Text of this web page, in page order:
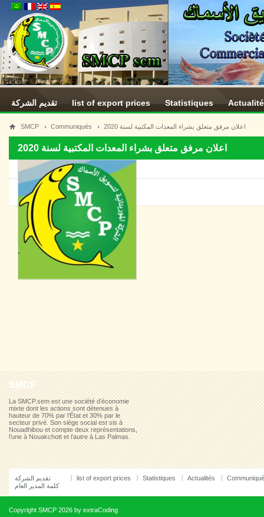
تقديم الشركة list of export prices Statistiques
SMCP Communiqués اعلان مرفق متعلق بشراء المعدات المكتبية لسنة 2020
اعلان مرفق متعلق بشراء المعدات المكتبية لسنة 2020
SMCP
La SMCP.sem est une société d’économie
mixte dont les actions sont détenues à
hauteur de 70% par l’État et 30% par le
secteur privé. Son siège social est sis à
Nouadhibou et compte deux représentations,
l’une à Nouakchott et l’autre à Las Palmas.
تقديم الشركة
كلمة المدير العام
list of export prices Statistiques Actualités
Copyright SMCP 2026 by extraCoding